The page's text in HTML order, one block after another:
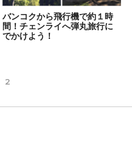
バンコクから飛行機で約１時
間！チェンライへ弾丸旅行に
でかけよう！
2